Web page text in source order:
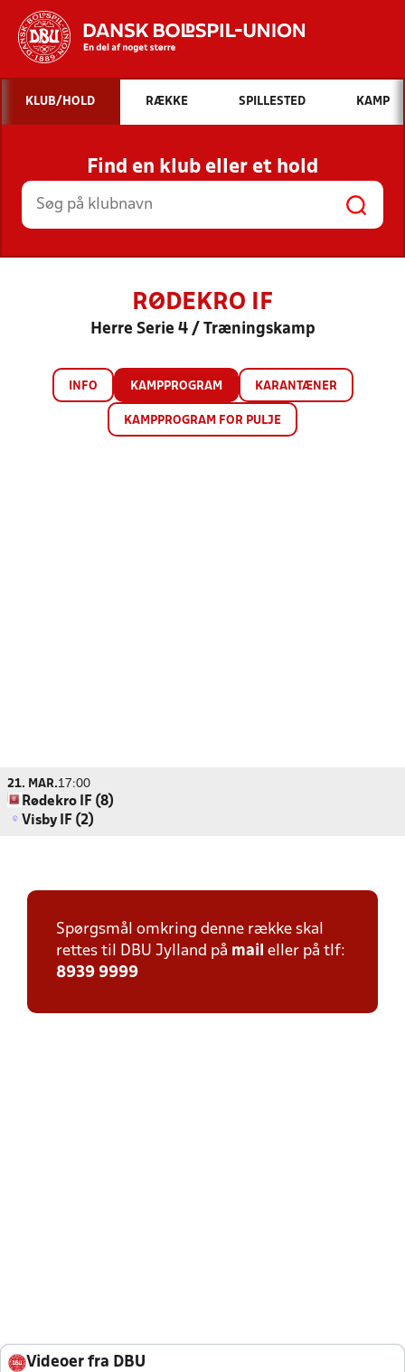
Hvad vil du søge efter?
INDHOLD OG NYHEDER
STILLINGER, RESULTATER, KLUBBER OG
HOLD
KLUB/HOLD RÆKKE SPILLESTED KAMP
Find en klub eller et hold
RØDEKRO IF
Herre Serie 4 / Træningskamp
INFO KAMPPROGRAM KARANTÆNER
KAMPPROGRAM FOR PULJE
21. MAR.17:00
Rødekro IF (8)
Visby IF (2)
Spørgsmål omkring denne række skal
rettes til DBU Jylland på mail eller på tlf:
8939 9999
Videoer fra DBU